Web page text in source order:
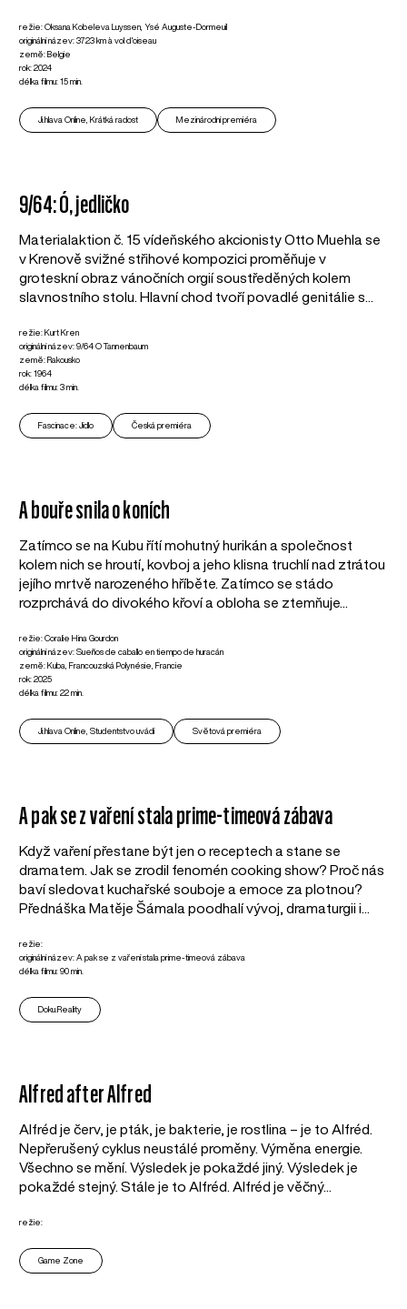
režie: Oksana Kobeleva Luyssen, Ysé Auguste-Dormeuil
originální název: 3723 km à vol d'oiseau
země: Belgie
rok: 2024
délka filmu: 15 min.
Ji.hlava Online, Krátká radost Mezinárodní premiéra
9/64: Ó, jedličko
Materialaktion č. 15 vídeňského akcionisty Otto Muehla se
v Krenově svižné střihové kompozici proměňuje v
groteskní obraz vánočních orgií soustředěných kolem
slavnostního stolu. Hlavní chod tvoří povadlé genitálie s...
režie: Kurt Kren
originální název: 9/64 O Tannenbaum
země: Rakousko
rok: 1964
délka filmu: 3 min.
Fascinace: Jídlo Česká premiéra
A bouře snila o koních
Zatímco se na Kubu řítí mohutný hurikán a společnost
kolem nich se hroutí, kovboj a jeho klisna truchlí nad ztrátou
jejího mrtvě narozeného hříběte. Zatímco se stádo
rozprchává do divokého křoví a obloha se ztemňuje...
režie: Coralie Hina Gourdon
originální název: Sueños de caballo en tiempo de huracán
země: Kuba, Francouzská Polynésie, Francie
rok: 2025
délka filmu: 22 min.
Ji.hlava Online, Studentstvo uvádí Světová premiéra
A pak se z vaření stala prime-timeová zábava
Když vaření přestane být jen o receptech a stane se
dramatem. Jak se zrodil fenomén cooking show? Proč nás
baví sledovat kuchařské souboje a emoce za plotnou?
Přednáška Matěje Šámala poodhalí vývoj, dramaturgii i...
režie:
originální název: A pak se z vaření stala prime-timeová zábava
délka filmu: 90 min.
Doku.Reality
Alfred after Alfred
Alfréd je červ, je pták, je bakterie, je rostlina – je to Alfréd.
Nepřerušený cyklus neustálé proměny. Výměna energie.
Všechno se mění. Výsledek je pokaždé jiný. Výsledek je
pokaždé stejný. Stále je to Alfréd. Alfréd je věčný...
režie:
Game Zone